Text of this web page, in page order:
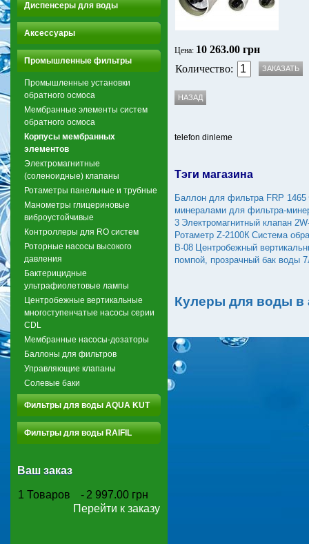
Диспенсеры для воды
Аксессуары
Промышленные фильтры
Промышленные установки
обратного осмоса
Мембранные элементы систем
обратного осмоса
Корпусы мембранных
элементов
Электромагнитные
(соленоидные) клапаны
Ротаметры панельные и трубные
Манометры глицериновые
виброустойчивые
Контроллеры для RO систем
Роторные насосы высокого
давления
Бактерицидные
ультрафиолетовые лампы
Центробежные вертикальные
многоступенчатые насосы серии
CDL
Мембранные насосы-дозаторы
Баллоны для фильтров
Управляющие клапаны
Солевые баки
Фильтры для воды AQUA KUT
Фильтры для воды RAIFIL
Ваш заказ
1 Товаров - 2 997.00 грн
Перейти к заказу
Цена: 10 263.00 грн
Количество:
telefon dinleme
Тэги магазина
Баллон для фильтра FRP 1465
минералами для фильтра-
3 Электромагнитный клапан
Ротаметр Z-2100К Система
B-08 Центробежный
помпой, прозрачный бак воды
Кулеры для воды в